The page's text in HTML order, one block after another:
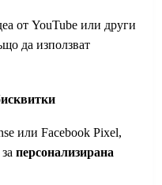
от YouTube или други
да използват
или Facebook Pixel,
персонализирана